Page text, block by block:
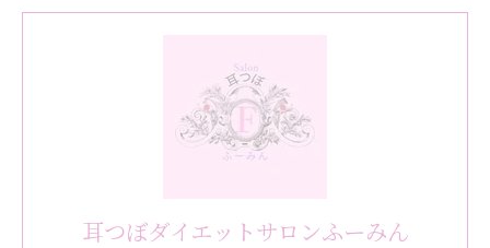
耳つぼダイエットサロンふーみん